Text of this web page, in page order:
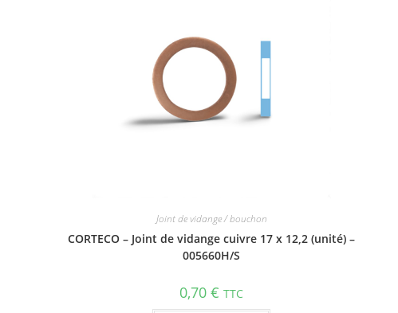
Joint de vidange / bouchon
CORTECO – Joint de vidange cuivre 17 x 12,2 (unité) –
005660H/S
0,70€ TTC